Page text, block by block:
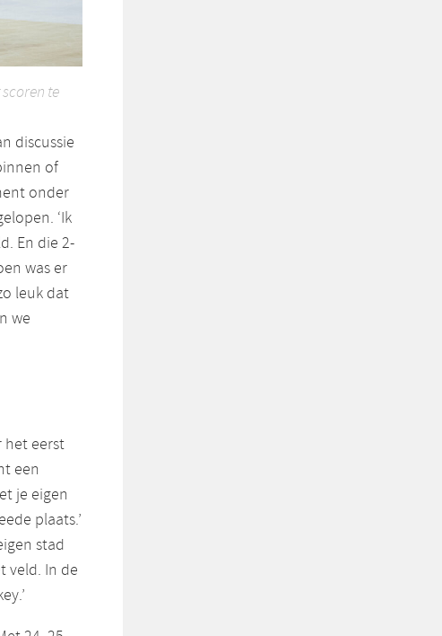
te
discussie
of
onder
‘Ik
En die 2-
was er
leuk dat
we
het eerst
een
je eigen
plaats.’
stad
veld. In de